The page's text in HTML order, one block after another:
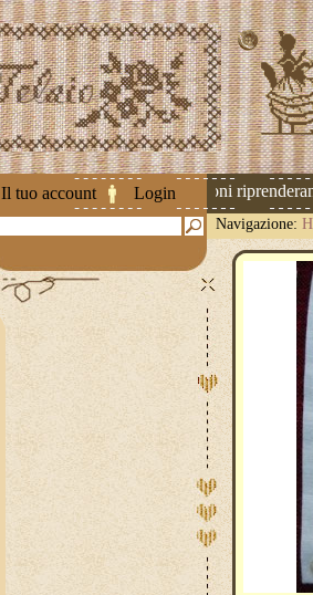
Il tuo account Login
Attenzione ! Le spedizioni
Navigazione: